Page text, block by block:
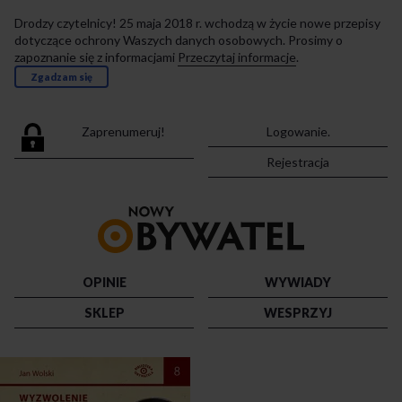
Drodzy czytelnicy! 25 maja 2018 r. wchodzą w życie nowe przepisy
dotyczące ochrony Waszych danych osobowych. Prosimy o
zapoznanie się z informacjami Przeczytaj informacje.
Zgadzam się
Zaprenumeruj!
Logowanie.
Rejestracja
strony
OPINIE
WYWIADY
SKLEP
WESPRZYJ